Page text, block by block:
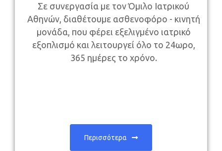
Σε συνεργασία με τον Όμιλο Ιατρικού
Αθηνών, διαθέτουμε ασθενοφόρο - κινητή
μονάδα, που φέρει εξελιγμένο ιατρικό
εξοπλισμό και λειτουργεί όλο το 24ωρο,
365 ημέρες το χρόνο.
Περισσότερα